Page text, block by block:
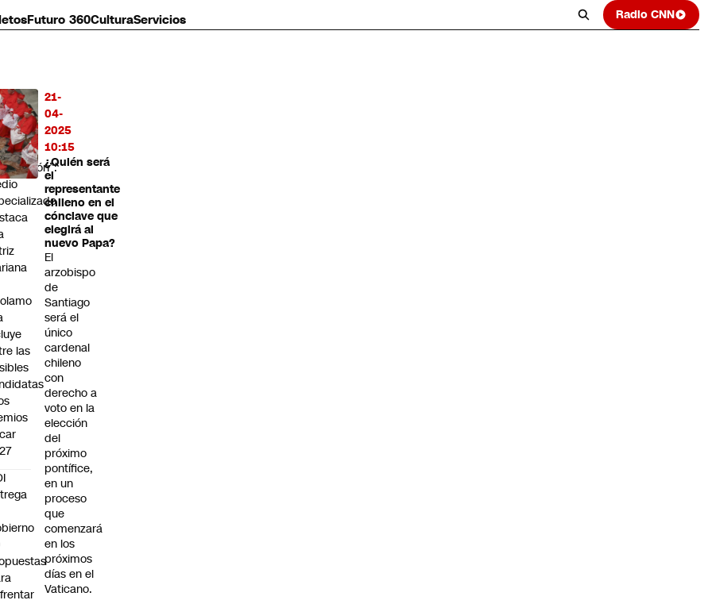
Futuro 360CulturaServicios Radio CNN
21-
04-
2025
10:15
¿Quién será
el
representante
chileno en el
cónclave que
elegirá al
nuevo Papa?
El
arzobispo
de
Santiago
será el
único
cardenal
chileno
con
derecho a
voto en la
elección
del
próximo
pontífice,
en un
proceso
que
comenzará
en los
próximos
días en el
Vaticano.
las